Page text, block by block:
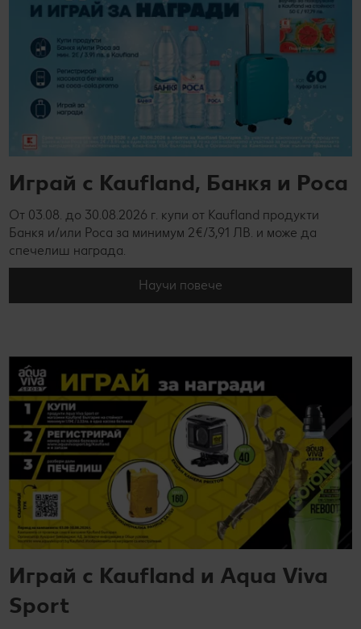
Играй с Kaufland, Банкя и Роса
От 03.08. до 30.08.2026 г. купи от Kaufland продукти
Банкя и/или Роса за минимум 2€/3,91 ЛВ. и може да
спечелиш награда.
Научи повече
Играй с Kaufland и Aqua Viva
Sport